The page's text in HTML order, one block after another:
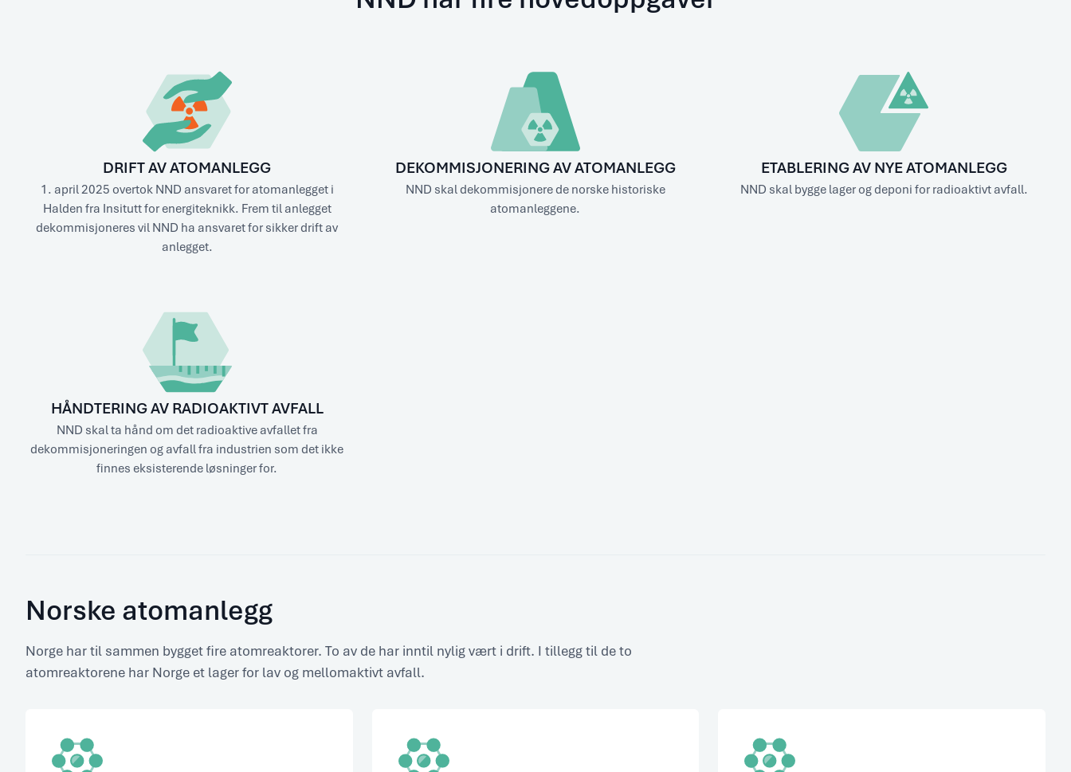
DRIFT AV ATOMANLEGG
1. april 2025 overtok NND ansvaret for atomanlegget i
Halden fra Insitutt for energiteknikk. Frem til anlegget
dekommisjoneres vil NND ha ansvaret for sikker drift av
anlegget.
DEKOMMISJONERING AV ATOMANLEGG
NND skal dekommisjonere de norske historiske
atomanleggene.
ETABLERING AV NYE ATOMANLEGG
NND skal bygge lager og deponi for radioaktivt avfall.
HÅNDTERING AV RADIOAKTIVT AVFALL
NND skal ta hånd om det radioaktive avfallet fra
dekommisjoneringen og avfall fra industrien som det ikke
finnes eksisterende løsninger for.
Norske atomanlegg
Norge har til sammen bygget fire atomreaktorer. To av de har inntil nylig vært i drift. I tillegg til de to
atomreaktorene har Norge et lager for lav og mellomaktivt avfall.